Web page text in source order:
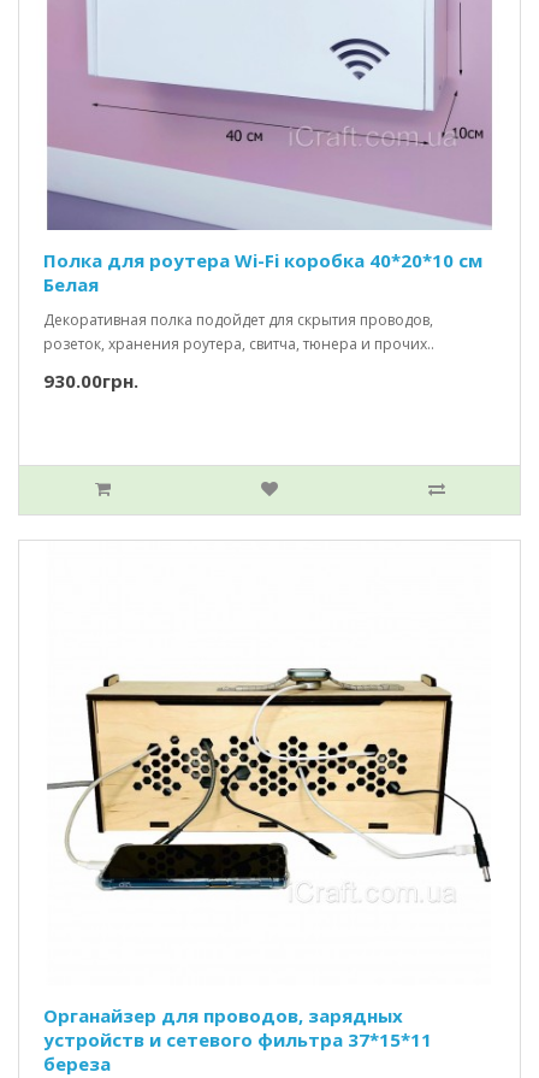
Полка для роутера Wi-Fi коробка 40*20*10 см
Белая
Декоративная полка подойдет для скрытия проводов,
розеток, хранения роутера, свитча, тюнера и прочих..
930.00грн.
Органайзер для проводов, зарядных
устройств и сетевого фильтра 37*15*11
береза